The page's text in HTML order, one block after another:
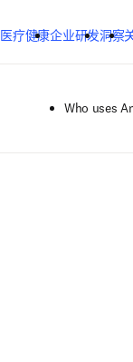
医疗健康企业研发洞察
Who uses